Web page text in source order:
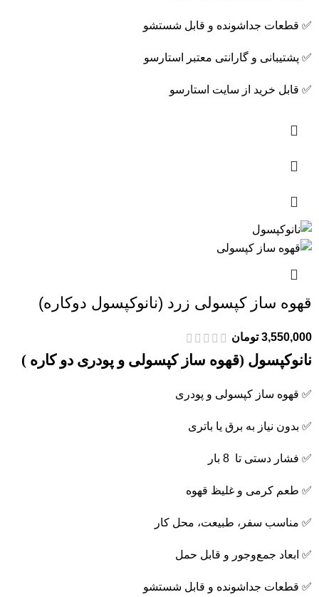
✅ قطعات جداشونده و قابل شستشو
✅ پشتیبانی و گارانتی معتبر استارسو
✅ قابل خرید از سایت استارسو
قهوه ساز کپسولی زرد (نانوکپسول دوکاره)
3,550,000 تومان
نانوکپسول (قهوه ساز کپسولی و پودری دو کاره )
✅ قهوه ساز کپسولی و پودری
✅ بدون نیاز به برق یا باتری
✅ فشار دستی تا 8 بار
✅ طعم کرمی و غلیظ قهوه
✅ مناسب سفر، طبیعت، محل کار
✅ ابعاد جمع‌وجور و قابل حمل
✅ قطعات جداشونده و قابل شستشو